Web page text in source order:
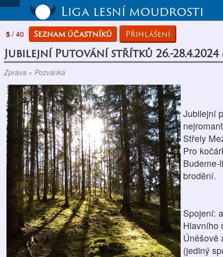
Liga lesní moudrosti
5 / 40 Seznam účastníků Přihlášení
Jubilejní Putování střítků 26.-28.4.2024
Zpráva » Pozvánka
Jubilejní
Střely
Pro
Budeme-
brodění.
Spojení:
Hlavního
Úněšově
(jediný